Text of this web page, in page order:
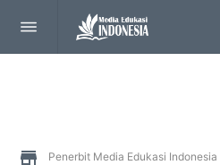
Penerbit Media Edukasi Indonesia